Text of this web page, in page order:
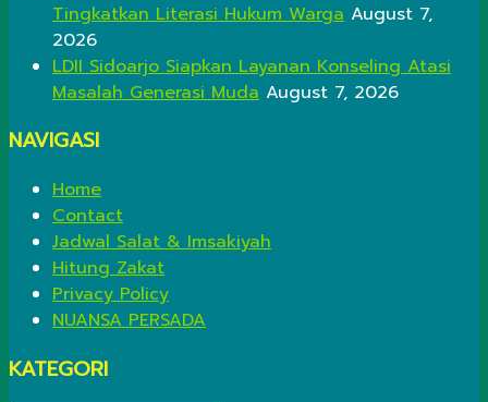
Tingkatkan Literasi Hukum Warga August 7,
2026
LDII Sidoarjo Siapkan Layanan Konseling Atasi
Masalah Generasi Muda August 7, 2026
NAVIGASI
Home
Contact
Jadwal Salat & Imsakiyah
Hitung Zakat
Privacy Policy
NUANSA PERSADA
KATEGORI